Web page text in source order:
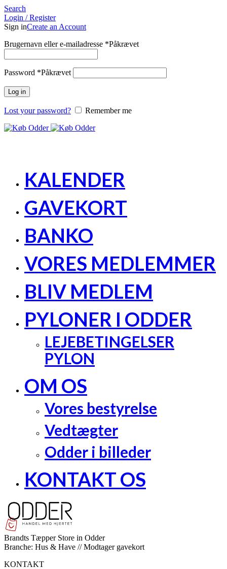
Search
Login / Register
Sign inCreate an Account
Brugernavn eller e-mailadresse *Påkrævet
Password *Påkrævet
Log in
Lost your password? Remember me
KALENDER
GAVEKORT
BANKO
VORES MEDLEMMER
BLIV MEDLEM
PYLONER I ODDER
LEJEBETINGELSER
PYLON
OM OS
Vores bestyrelse
Vedtægter
Odder i billeder
KONTAKT OS
Brandts Tæpper Store in Odder
Branche: Hus & Have // Modtager gavekort
KONTAKT